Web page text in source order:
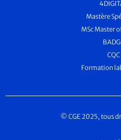
Mastère
MSc Master
CQC
Formation
© CGE 2025, tous